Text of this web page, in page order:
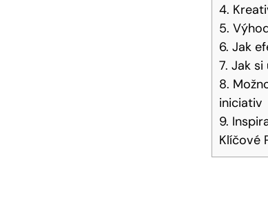
4.
5.
6. Jak
7. Jak
8.
iniciativ
9.
Klíčové